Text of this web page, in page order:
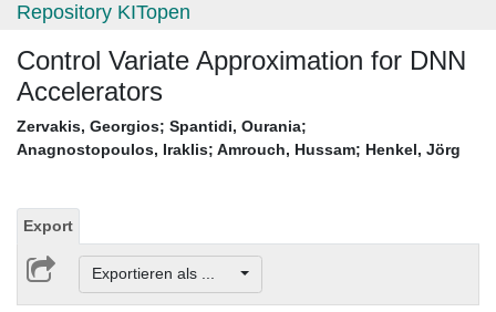
Repository KITopen
Control Variate Approximation for DNN
Accelerators
Zervakis, Georgios; Spantidi, Ourania;
Anagnostopoulos, Iraklis; Amrouch, Hussam; Henkel, Jörg
Export
Exportieren als ...